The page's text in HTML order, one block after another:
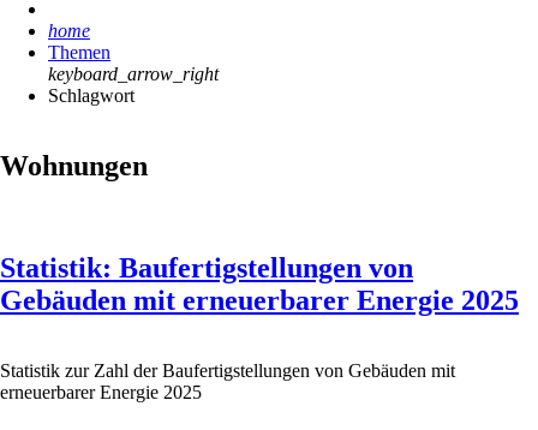
home
Themen
keyboard_arrow_right
Schlagwort
Wohnungen
Statistik: Baufertigstellungen von
Gebäuden mit erneuerbarer Energie 2025
Statistik zur Zahl der Baufertigstellungen von Gebäuden mit
erneuerbarer Energie 2025